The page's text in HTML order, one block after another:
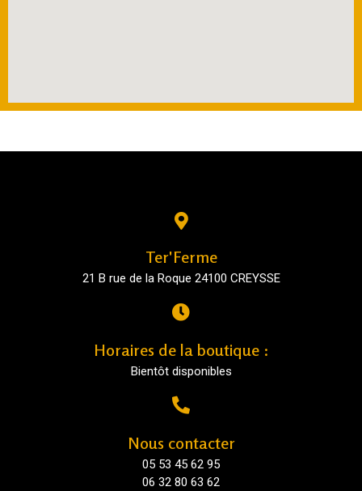
Ter'Ferme
21 B rue de la Roque 24100 CREYSSE
Horaires de la boutique :
Bientôt disponibles
Nous contacter
05 53 45 62 95
06 32 80 63 62